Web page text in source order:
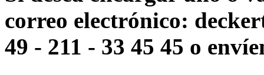
correo electrónico:
49 - 211 - 33 45 45 o